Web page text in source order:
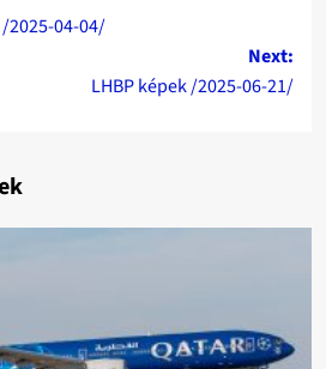
2025-04-04/
Next:
LHBP képek /2025-06-21/